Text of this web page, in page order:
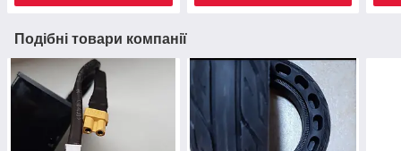
Подібні товари компанії